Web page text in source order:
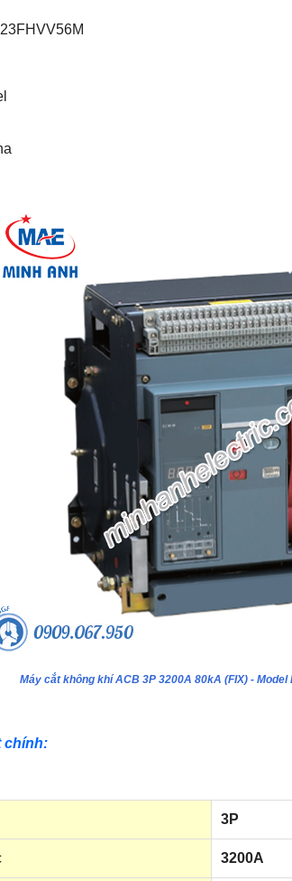
Máy cắt không khí ACB 3P 3200A 80kA (FIX) - Model
chính:
3P
3200A